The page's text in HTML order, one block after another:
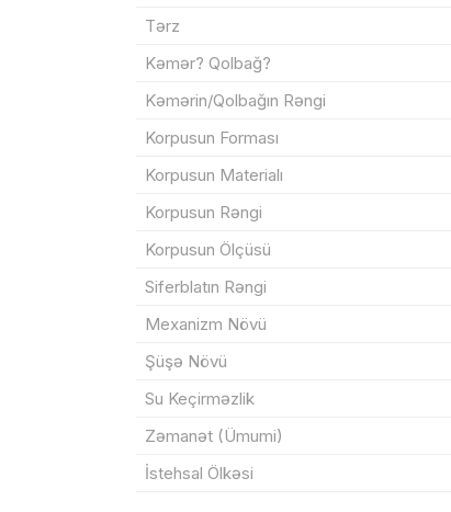
Tərz
Kəmər? Qolbağ?
Kəmərin/Qolbağın Rəngi
Korpusun Forması
Korpusun Materialı
Korpusun Rəngi
Korpusun Ölçüsü
Siferblatın Rəngi
Mexanizm Növü
Şüşə Növü
Su Keçirməzlik
Zəmanət (Ümumi)
İstehsal Ölkəsi